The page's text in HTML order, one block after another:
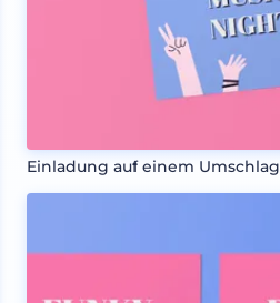
Einladung auf einem Umschlag